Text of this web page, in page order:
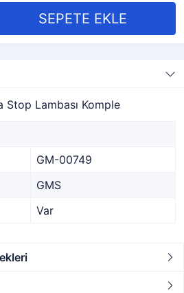
Stop Lambası Komple
GM-00749
GMS
Var